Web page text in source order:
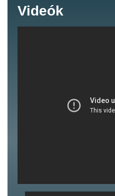
Videók